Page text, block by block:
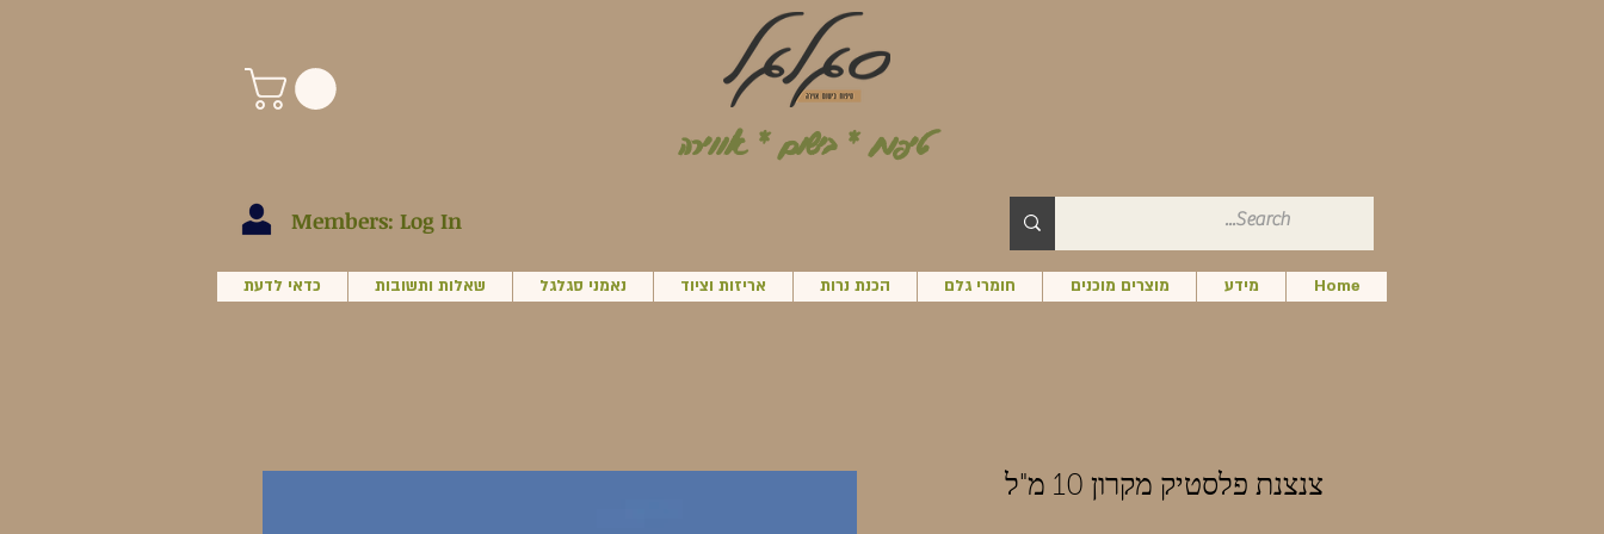
טיפוח * בישום * אווירה
Members: Log In
Home מידע מוצרים מוכנים חומרי גלם הכנת נרות אריזות וציוד נאמני סגלגל שאלות ותשובות כדאי לדעת
צנצנת פלסטיק מקרון 10 מ"ל